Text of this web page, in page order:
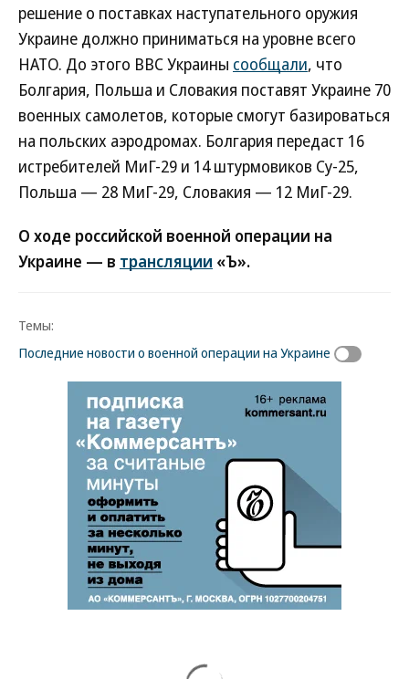
решение о поставках наступательного оружия
Украине должно приниматься на уровне всего
НАТО. До этого ВВС Украины сообщали, что
Болгария, Польша и Словакия поставят Украине 70
военных самолетов, которые смогут базироваться
на польских аэродромах. Болгария передаст 16
истребителей МиГ-29 и 14 штурмовиков Су-25,
Польша — 28 МиГ-29, Словакия — 12 МиГ-29.
О ходе российской военной операции на
Украине — в трансляции «Ъ».
Темы:
Последние новости о военной операции на Украине